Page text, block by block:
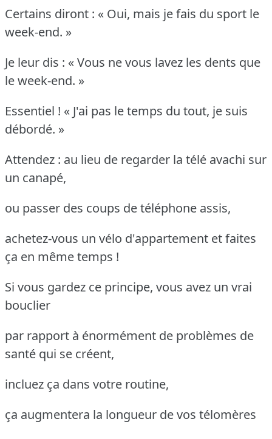
Certains diront : « Oui, mais je fais du sport le
week-end. »
Je leur dis : « Vous ne vous lavez les dents que
le week-end. »
Essentiel ! « J'ai pas le temps du tout, je suis
débordé. »
Attendez : au lieu de regarder la télé avachi sur
un canapé,
ou passer des coups de téléphone assis,
achetez-vous un vélo d'appartement et faites
ça en même temps !
Si vous gardez ce principe, vous avez un vrai
bouclier
par rapport à énormément de problèmes de
santé qui se créent,
incluez ça dans votre routine,
ça augmentera la longueur de vos télomères